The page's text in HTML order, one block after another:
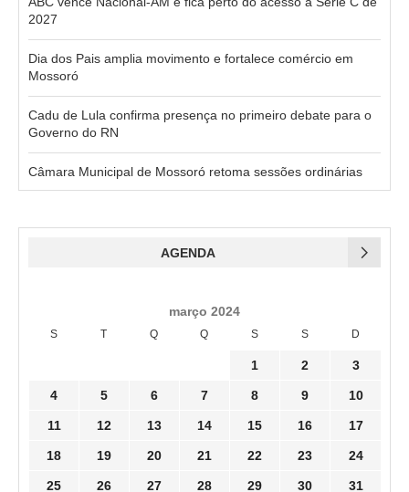
2027
Dia dos Pais amplia movimento e fortalece comércio em
Mossoró
Cadu de Lula confirma presença no primeiro debate para o
Governo do RN
Câmara Municipal de Mossoró retoma sessões ordinárias
AGENDA
março 2024
S T Q Q S S D
1 2 3
4 5 6 7 8 9 10
11 12 13 14 15 16 17
18 19 20 21 22 23 24
25 26 27 28 29 30 31